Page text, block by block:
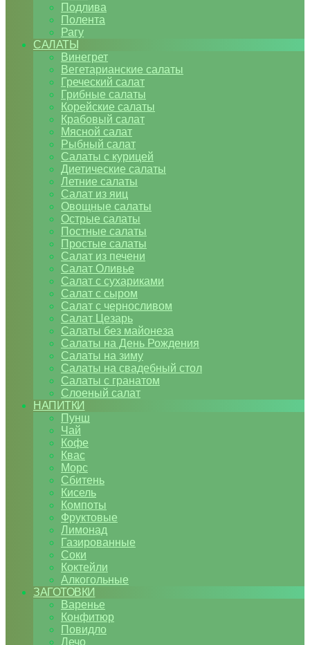
Подлива
Полента
Рагу
САЛАТЫ
Винегрет
Вегетарианские салаты
Греческий салат
Грибные салаты
Корейские салаты
Крабовый салат
Мясной салат
Рыбный салат
Салаты с курицей
Диетические салаты
Летние салаты
Салат из яиц
Овощные салаты
Острые салаты
Постные салаты
Простые салаты
Салат из печени
Салат Оливье
Салат с сухариками
Салат с сыром
Салат с черносливом
Салат Цезарь
Салаты без майонеза
Салаты на День Рождения
Салаты на зиму
Салаты на свадебный стол
Салаты с гранатом
Слоеный салат
НАПИТКИ
Пунш
Чай
Кофе
Квас
Морс
Сбитень
Кисель
Компоты
Фруктовые
Лимонад
Газированные
Соки
Коктейли
Алкогольные
ЗАГОТОВКИ
Варенье
Конфитюр
Повидло
Лечо